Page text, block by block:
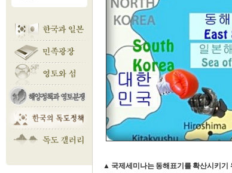
▲ 국제세미나는 동해표기를 확산시키기